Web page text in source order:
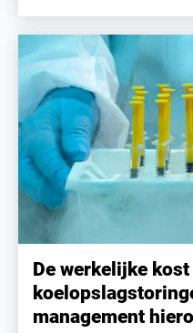
De werkelijke kost
management